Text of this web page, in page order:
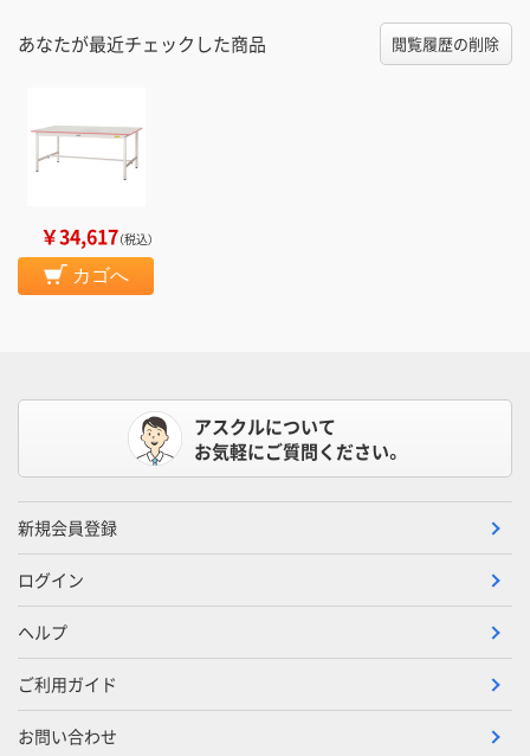
あなたが最近チェックした商品 閲覧履歴の削除
￥34,617（税込）
カゴへ
アスクルについて
お気軽にご質問ください。
新規会員登録
ログイン
ヘルプ
ご利用ガイド
お問い合わせ